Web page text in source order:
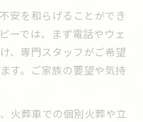
安を和らげることができ
ーでは、まず電話やウェ
、専門スタッフがご希望
す。ご家族の要望や気持
火葬車での個別火葬や立